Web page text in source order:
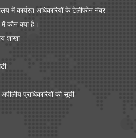
में कार्यरत अधिकारियों के टेलीफोन नंबर
कौन क्या है।
शाखा
प्राधिकारियों की सूची